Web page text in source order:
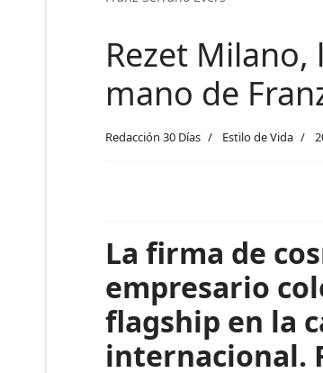
Rezet Milano,
mano de
Redacción 30 Días Estilo de Vida
La firma de
empresario
flagship en la
internacional.